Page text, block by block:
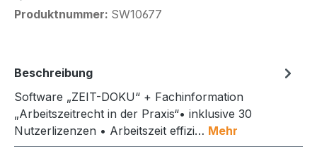
Produktnummer: SW10677
Beschreibung
Software „ZEIT-DOKU“ + Fachinformation
„Arbeitszeitrecht in der Praxis“• inklusive 30
Nutzerlizenzen • Arbeitszeit effizi… Mehr